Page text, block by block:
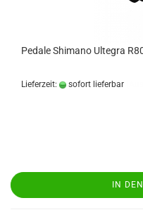
Pedale Shimano Ultegra
Lieferzeit: sofort lieferbar
IN